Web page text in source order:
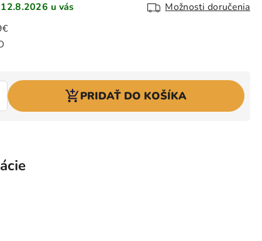
12.8.2026 Možnosti doručenia
PRIDAŤ DO KOŠÍKA